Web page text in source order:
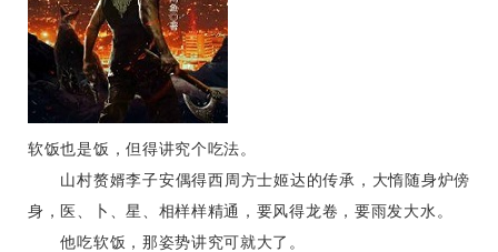
软饭也是饭，但得讲究个吃法。
山村赘婿李子安偶得西周方士姬达的传承，大惰随身炉傍
身，医、卜、星、相样样精通，要风得龙卷，要雨发大水。
他吃软饭，那姿势讲究可就大了。